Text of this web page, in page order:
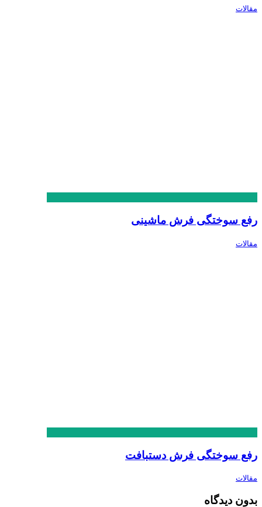
مقالات
رفع سوختگی فرش ماشینی
مقالات
رفع سوختگی فرش دستبافت
مقالات
بدون دیدگاه